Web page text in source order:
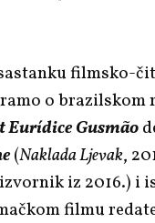
filmsko-
o brazilskom
Eurídice Gusmão
(Naklada Ljevak,
iz 2016.) i
filmu